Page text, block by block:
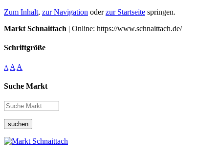
Zum Inhalt, zur Navigation oderzur Startseite springen.
Markt Schnaittach | Online: https://www.schnaittach.de/
Schriftgröße
A A A
Suche Markt
suchen